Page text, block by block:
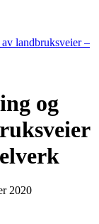
landbruksveier –
og
2020